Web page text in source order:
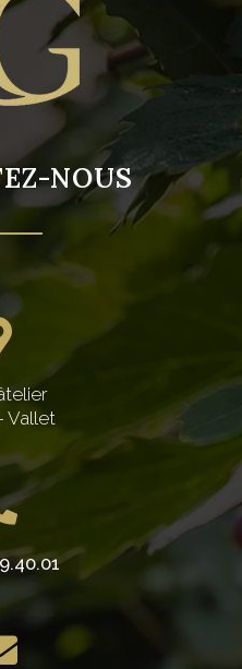
NOUS
Vallet